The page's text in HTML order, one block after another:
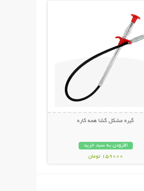
گیره مشکل گشا همه کاره
افزودن به سبد خرید
159000 تومان